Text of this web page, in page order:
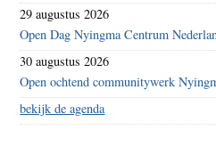
29 augustus 2026
Open Dag Nyingma Centrum
30 augustus 2026
Open ochtend communitywerk
bekijk de agenda